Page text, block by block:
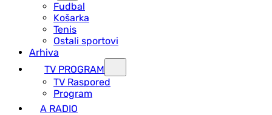
Fudbal
Košarka
Tenis
Ostali sportovi
Arhiva
TV PROGRAM
ТV Raspored
Program
A RADIO